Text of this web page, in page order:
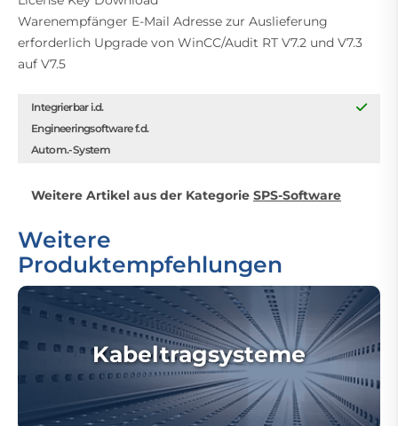
Warenempfänger E-Mail Adresse zur Auslieferung
erforderlich Upgrade von WinCC/Audit RT V7.2 und V7.3
auf V7.5
Integrierbar i.d.
Engineeringsoftware f.d.
Autom.-System
Weitere Artikel aus der Kategorie SPS-Software
Weitere
Produktempfehlungen
Kabeltragsysteme